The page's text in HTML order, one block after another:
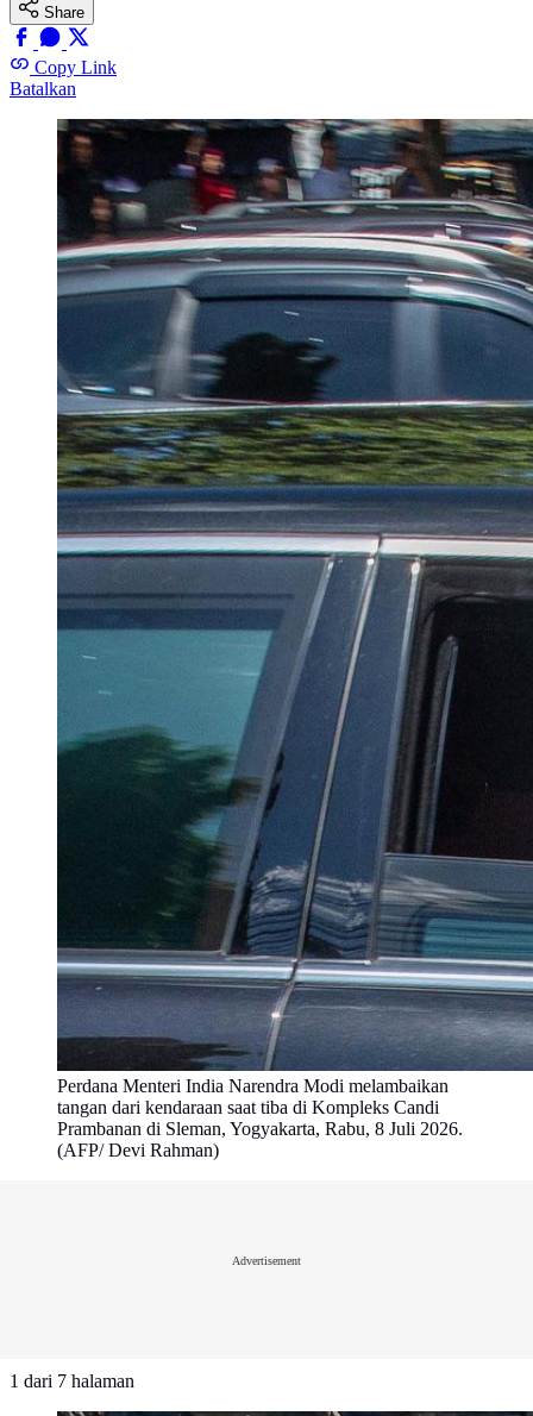
Share
Copy Link
Batalkan
Perdana Menteri India Narendra Modi melambaikan
tangan dari kendaraan saat tiba di Kompleks Candi
Prambanan di Sleman, Yogyakarta, Rabu, 8 Juli 2026.
(AFP/ Devi Rahman)
Advertisement
1 dari 7 halaman